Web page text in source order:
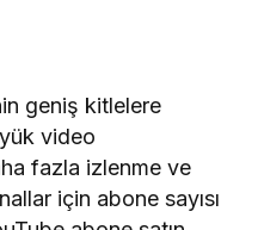
sağlamak için tercih
YouTube abone
risklerini ve en
detaylı